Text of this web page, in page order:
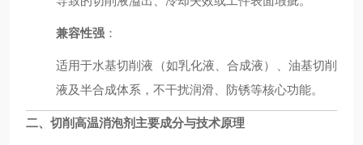
兼容性强：
适用于水基切削液（如乳化液、合成液）、油基切削
液及半合成体系，不干扰润滑、防锈等核心功能。
二、 切削高温消泡剂 主要成分与技术原理